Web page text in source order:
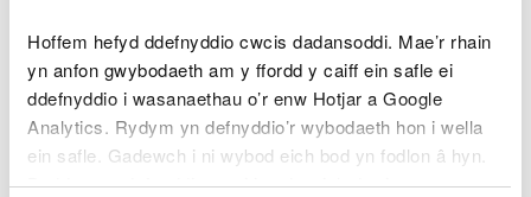
Hoffem hefyd ddefnyddio cwcis dadansoddi. Mae’r rhain
yn anfon gwybodaeth am y ffordd y caiff ein safle ei
ddefnyddio i wasanaethau o’r enw Hotjar a Google
Analytics. Rydym yn defnyddio’r wybodaeth hon i wella
ein safle. Gadewch i ni wybod eich bod yn fodlon â hyn.
Byddwn yn defnyddio cwci i gadw eich dewis.
(EHRC) yn gyfrifol am orfodi Rheoliadau
Hygyrchedd Cyrff y Sector Cyhoeddus (Gwefannau
a Chymwysiadau Symudol) (Rhif 2) 2018 (y
'rheoliadau hygyrchedd'). Os nad ydych yn hapus
â'r ffordd rydym yn ymateb i'ch cwyn,cysylltwch